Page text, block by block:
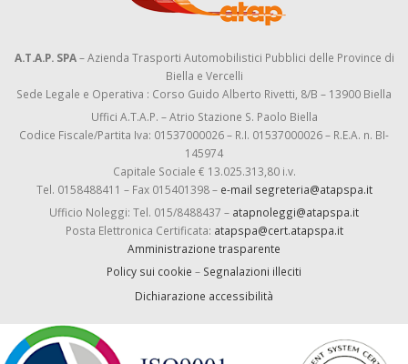
A.T.A.P. SPA– Azienda Trasporti Automobilistici Pubblici delle Province di
Biella e Vercelli
Sede Legale e Operativa : Corso Guido Alberto Rivetti, 8/B – 13900 Biella
Uffici A.T.A.P. – Atrio Stazione S. Paolo Biella
Codice Fiscale/Partita Iva: 01537000026 – R.I. 01537000026 – R.E.A. n. BI-
145974
Capitale Sociale € 13.025.313,80 i.v.
Tel. 0158488411 – Fax 015401398 – e-mail segreteria@atapspa.it
Ufficio Noleggi: Tel. 015/8488437 – atapnoleggi@atapspa.it
Posta Elettronica Certificata: atapspa@cert.atapspa.it
Amministrazione trasparente
Policy sui cookie – Segnalazioni illeciti
Dichiarazione accessibilità